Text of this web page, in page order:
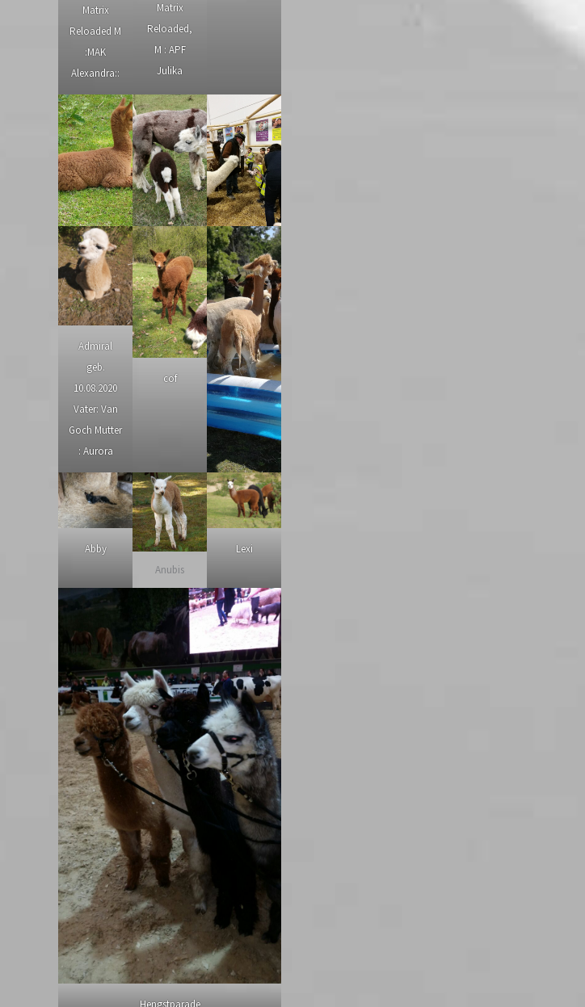
Matrix
Reloaded M
:MAK
Alexandra::
Matrix
Reloaded,
M : APF
Julika
Admiral
geb.
10.08.2020
Vater: Van
Goch Mutter
: Aurora
cof
Abby
Anubis
Lexi